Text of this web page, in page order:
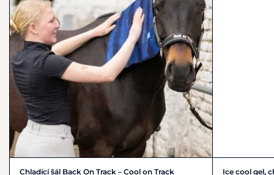
Chladící šál Back On Track – Cool on Track
Ice cool gel,